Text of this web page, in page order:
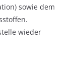
sowie dem
wieder